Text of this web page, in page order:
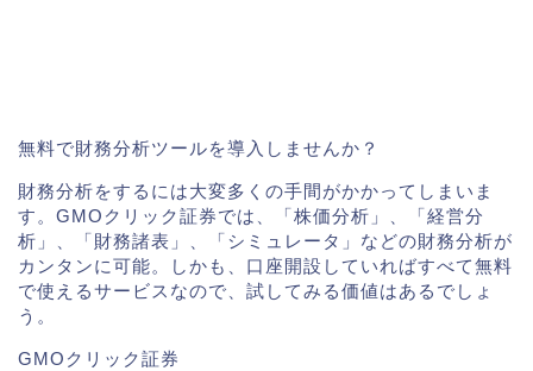
無料で財務分析ツールを導入しませんか？
財務分析をするには大変多くの手間がかかってしまいま
す。GMOクリック証券では、「株価分析」、「経営分
析」、「財務諸表」、「シミュレータ」などの財務分析が
カンタンに可能。しかも、口座開設していればすべて無料
で使えるサービスなので、試してみる価値はあるでしょ
う。
GMOクリック証券